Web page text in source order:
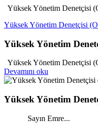
Yüksek Yönetim Denetçisi
Yüksek Yönetim Denetçisi
Yüksek Yönetim
Yüksek Yönetim Denetçisi
Devamını oku
Yüksek Yönetim
Sayın Emre...